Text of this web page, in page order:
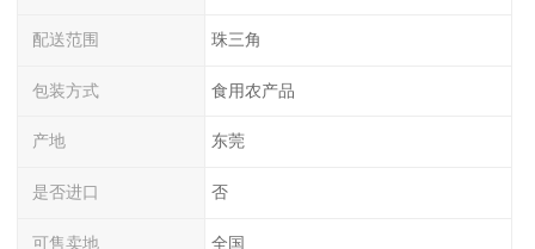
配送范围 珠三角
包装方式 食用农产品
产地 东莞
是否进口 否
可售卖地 全国